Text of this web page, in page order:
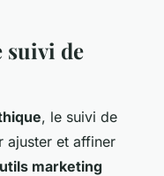
suivi de
, le suivi de
ajuster et affiner
marketing